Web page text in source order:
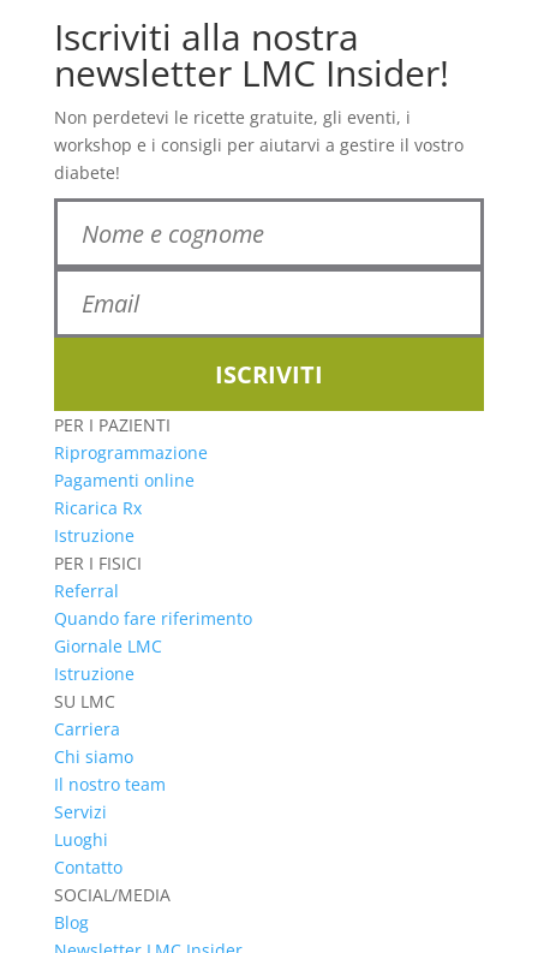
Iscriviti alla nostra
newsletter LMC Insider!
Non perdetevi le ricette gratuite, gli eventi, i
workshop e i consigli per aiutarvi a gestire il vostro
diabete!
ISCRIVITI
PER I PAZIENTI
Riprogrammazione
Pagamenti online
Ricarica Rx
Istruzione
PER I FISICI
Referral
Quando fare riferimento
Giornale LMC
Istruzione
SU LMC
Carriera
Chi siamo
Il nostro team
Servizi
Luoghi
Contatto
SOCIAL/MEDIA
Blog